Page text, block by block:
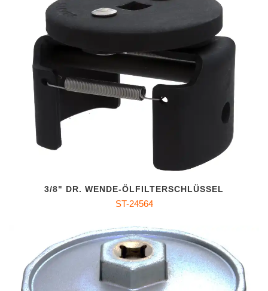
3/8" DR. WENDE-ÖLFILTERSCHLÜSSEL
ST-24564